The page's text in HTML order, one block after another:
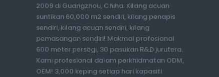
2009 di Guangzhou, China. Kilang acuan
suntikan 60,000 m2 sendiri, kilang penapis
sendiri, kilang acuan sendiri, kilang
pemasangan sendiri! Makmal profesional
600 meter persegi, 30 pasukan R&D jurutera.
Kami profesional dalam perkhidmatan ODM,
OEM! 3,000 keping setiap hari kapasiti